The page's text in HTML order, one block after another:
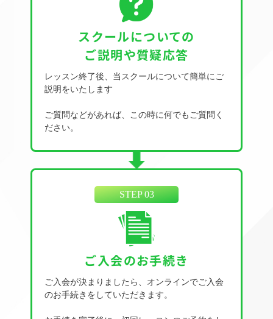
スクールについての
ご説明や質疑応答
レッスン終了後、当スクールについて簡単にご
説明をいたします
ご質問などがあれば、この時に何でもご質問く
ださい。
STEP 03
ご入会のお手続き
ご入会が決まりましたら、オンラインでご入会
のお手続きをしていただきます。